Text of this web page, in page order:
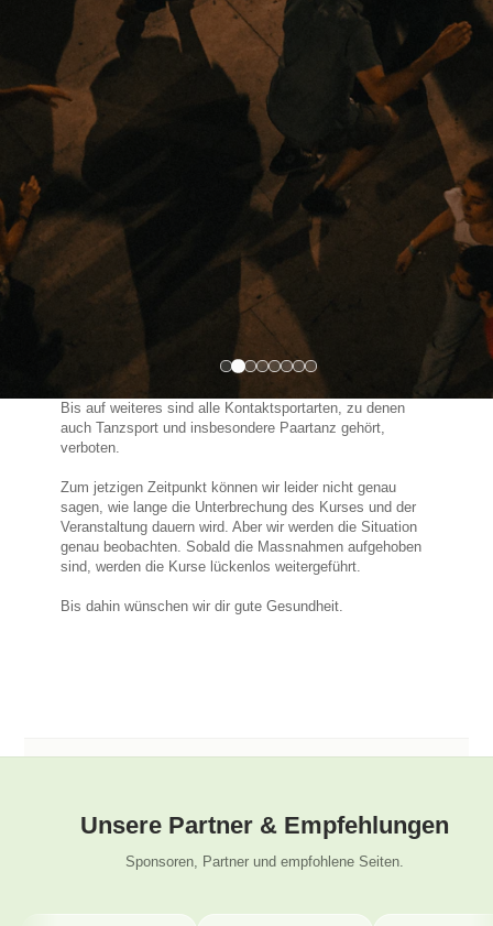
Bis auf weiteres sind alle Kontaktsportarten, zu denen
auch Tanzsport und insbesondere Paartanz gehört,
verboten.
Zum jetzigen Zeitpunkt können wir leider nicht genau
sagen, wie lange die Unterbrechung des Kurses und der
Veranstaltung dauern wird. Aber wir werden die Situation
genau beobachten. Sobald die Massnahmen aufgehoben
sind, werden die Kurse lückenlos weitergeführt.
Bis dahin wünschen wir dir gute Gesundheit.
Unsere Partner & Empfehlungen
Sponsoren, Partner und empfohlene Seiten.